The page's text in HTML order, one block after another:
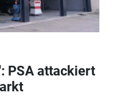
PSA attackiert